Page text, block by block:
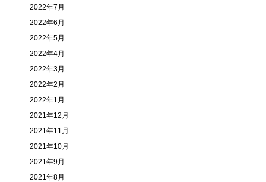
2022年7月
2022年6月
2022年5月
2022年4月
2022年3月
2022年2月
2022年1月
2021年12月
2021年11月
2021年10月
2021年9月
2021年8月